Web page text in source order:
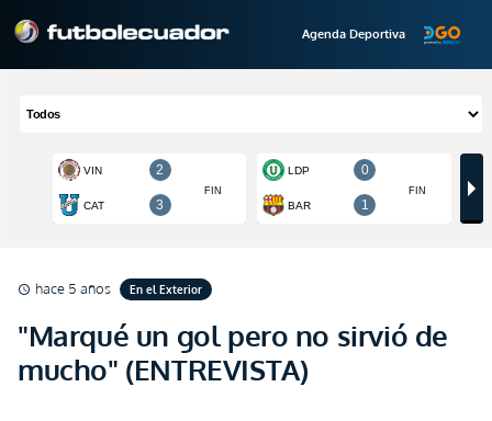
Agenda Deportiva
schedule hace 5 años En el Exterior
"Marqué un gol pero no sirvió de
mucho" (ENTREVISTA)